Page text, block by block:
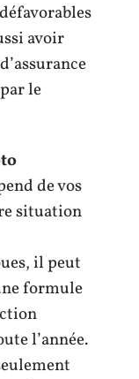
avoir
le
de vos
situation
il peut
formule
l’année.